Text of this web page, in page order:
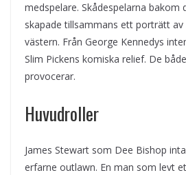
medspelare. Skådespelarna bakom
skapade tillsammans ett porträtt av
västern. Från George Kennedys
Slim Pickens komiska relief. De
provocerar.
Huvudroller
James Stewart som Dee Bishop
erfarne outlawn. En man som levt